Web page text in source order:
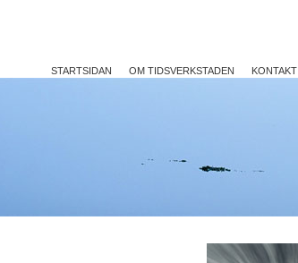
STARTSIDAN OM TIDSVERKSTADEN KONTAKT